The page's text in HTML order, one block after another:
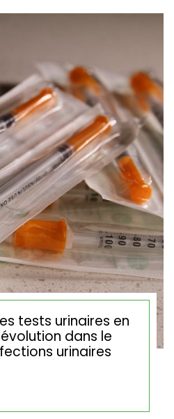
tests urinaires en
dans le
urinaires